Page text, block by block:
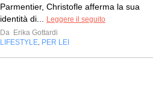
Parmentier, Christofle afferma la sua
identità di...
Leggere il seguito
Da Erika Gottardi
LIFESTYLE PER LEI